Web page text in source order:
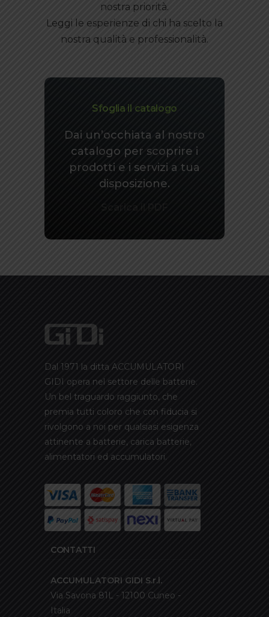
nostra priorità.
Leggi le esperienze di chi ha scelto la
nostra qualità e professionalità.
Sfoglia il catalogo
Dai un’occhiata al nostro
catalogo per scoprire i
prodotti e i servizi a tua
disposizione.
Scarica il PDF
Dal 1971 la ditta ACCUMULATORI
GIDI opera nel settore delle batterie.
Un bel traguardo raggiunto, che
premia tutti coloro che con fiducia si
rivolgono a noi per qualsiasi esigenza
attinente a batterie, carica batterie,
alimentatori ed accumulatori.
CONTATTI
ACCUMULATORI GIDI S.r.l.
Via Savona 81L - 12100 Cuneo -
Italia